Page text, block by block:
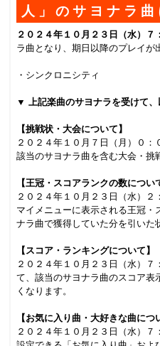
人」のサヨナラ曲
２０２４年１０月２３日（水）７
ラ曲となり、期日以降のプレイが
・シンクロニシティ
▼ 上記楽曲のサヨナラを受けて
【挑戦状・大会について】
２０２４年１０月７日（月）０：
該当のサヨナラ曲を含む大会・挑
【王冠・スコアランクの数につい
２０２４年１０月２３日（水）
マイメニューに表示される王冠・
ナラ曲で獲得していた分を引いた
【スコア・ランキングについて】
２０２４年１０月２３日（水）
て、該当のサヨナラ曲のスコア表
くなります。
【お気に入り曲・大好きな曲につ
２０２４年１０月２３日（水）